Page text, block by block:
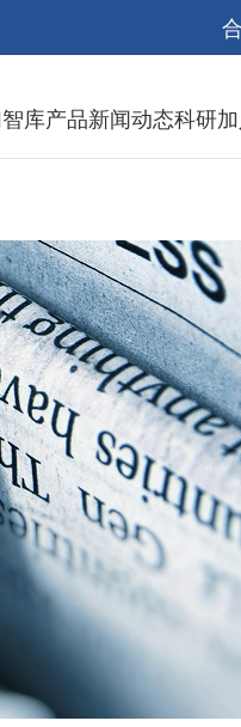
智库产品新闻动态科研